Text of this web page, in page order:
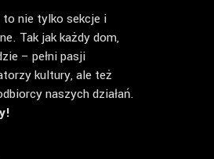
nie tylko sekcje i
Tak jak każdy dom,
– pełni pasji
kultury, ale też
naszych działań.